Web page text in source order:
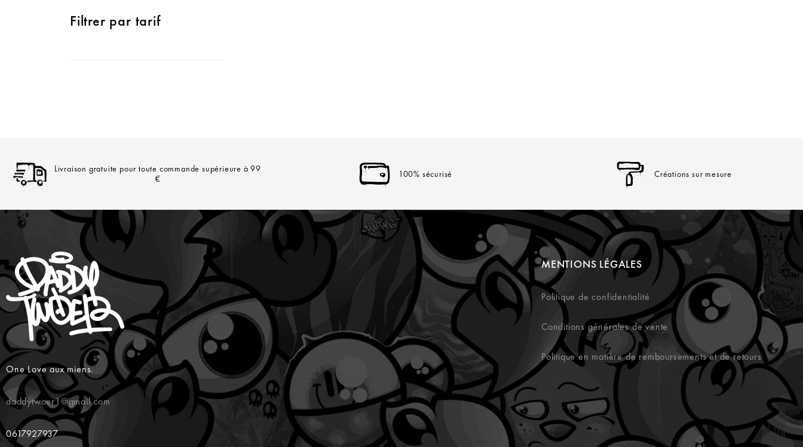
Filtrer par tarif
Livraison gratuite pour toute commande supérieure à 99
€
100% sécurisé Créations sur mesure
One Love aux miens.
daddytwoer1@gmail.com
0617927937
MENTIONS LÉGALES
Politique de confidentialité
Conditions générales de vente
Politique en matière de remboursements et de retours